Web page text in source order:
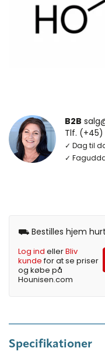
B2B
Tlf. (+45)
✓ Dag til
✓
⛟ Bestilles hjem
Log ind ellerBliv
kundefor at se priser
og købe på
Hounisen.com
Specifikationer